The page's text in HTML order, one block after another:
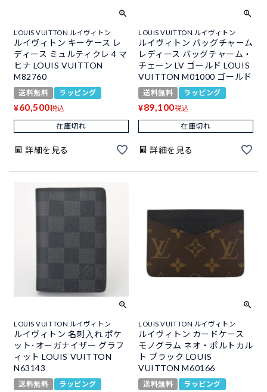
LOUIS VUITTON ルイヴィトン
ルイヴィトン キーケース レ
ディース ミュルティクレ 4 マ
ヒナ LOUIS VUITTON
M82760
送料無料 ラッピング
¥60,500税込
在庫切れ
詳細を見る
LOUIS VUITTON ルイヴィトン
ルイヴィトン バッグチャーム
レディース バッグチャーム・
チェーン LV ゴールド LOUIS
VUITTON M01000 ゴールド
送料無料 ラッピング
¥89,100税込
在庫切れ
詳細を見る
LOUIS VUITTON ルイヴィトン
ルイヴィトン 名刺入れ ポケ
ット･オーガナイザー グラフ
ィット LOUIS VUITTON
N63143
送料無料 ラッピング
LOUIS VUITTON ルイヴィトン
ルイヴィトン カードケース
モノグラム ネオ・ポルトカル
ト ブラック LOUIS
VUITTON M60166
送料無料 ラッピング